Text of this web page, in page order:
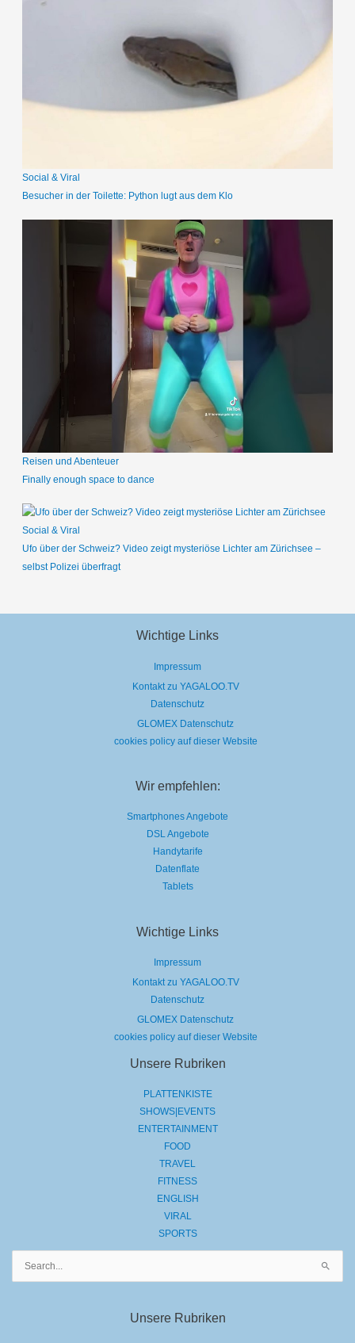
c
Social & Viral
Besucher in der Toilette: Python lugt aus dem Klo
Reisen und Abenteuer
Finally enough space to dance
Social & Viral
Ufo über der Schweiz? Video zeigt mysteriöse Lichter am Zürichsee –
selbst Polizei überfragt
Wichtige Links
Impressum
Kontakt zu YAGALOO.TV
Datenschutz
GLOMEX Datenschutz
cookies policy auf dieser Website
Wir empfehlen:
Smartphones Angebote
DSL Angebote
Handytarife
Datenflate
Tablets
Wichtige Links
Impressum
Kontakt zu YAGALOO.TV
Datenschutz
GLOMEX Datenschutz
cookies policy auf dieser Website
Unsere Rubriken
PLATTENKISTE
SHOWS|EVENTS
ENTERTAINMENT
FOOD
TRAVEL
FITNESS
ENGLISH
VIRAL
SPORTS
Unsere Rubriken